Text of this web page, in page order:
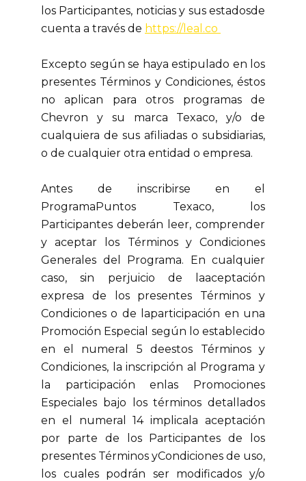
los Participantes, noticias y sus estadosde
cuenta a través de https://leal.co
Excepto según se haya estipulado en los
presentes Términos y Condiciones, éstos
no aplican para otros programas de
Chevron y su marca Texaco, y/o de
cualquiera de sus afiliadas o subsidiarias,
o de cualquier otra entidad o empresa.
Antes de inscribirse en el
ProgramaPuntos Texaco, los
Participantes deberán leer, comprender
y aceptar los Términos y Condiciones
Generales del Programa. En cualquier
caso, sin perjuicio de laaceptación
expresa de los presentes Términos y
Condiciones o de laparticipación en una
Promoción Especial según lo establecido
en el numeral 5 deestos Términos y
Condiciones, la inscripción al Programa y
la participación enlas Promociones
Especiales bajo los términos detallados
en el numeral 14 implicala aceptación
por parte de los Participantes de los
presentes Términos yCondiciones de uso,
los cuales podrán ser modificados y/o